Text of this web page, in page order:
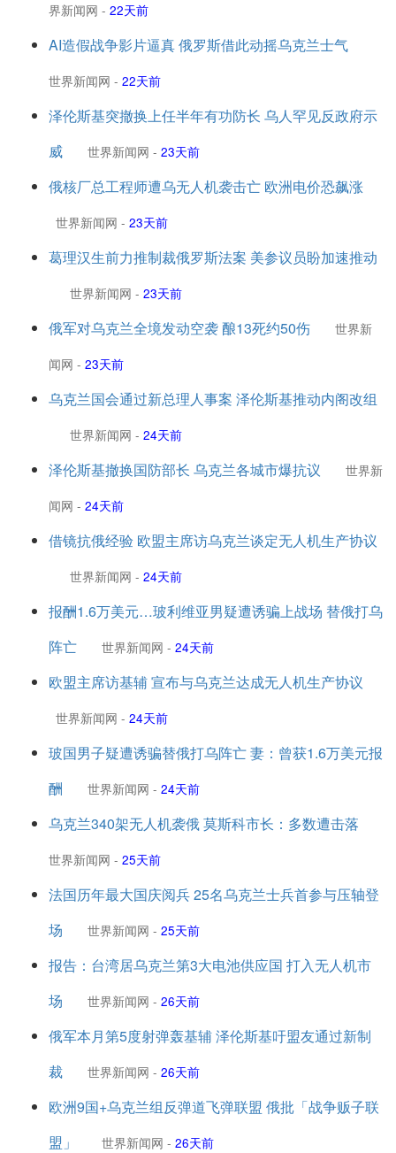
界新闻网 - 22天前
AI造假战争影片逼真 俄罗斯借此动摇乌克兰士气
世界新闻网 - 22天前
泽伦斯基突撤换上任半年有功防长 乌人罕见反政府示
威
世界新闻网 - 23天前
俄核厂总工程师遭乌无人机袭击亡 欧洲电价恐飙涨
世界新闻网 - 23天前
葛理汉生前力推制裁俄罗斯法案 美参议员盼加速推动
世界新闻网 - 23天前
俄军对乌克兰全境发动空袭 酿13死约50伤
世界新
闻网 - 23天前
乌克兰国会通过新总理人事案 泽伦斯基推动内阁改组
世界新闻网 - 24天前
泽伦斯基撤换国防部长 乌克兰各城市爆抗议
世界新
闻网 - 24天前
借镜抗俄经验 欧盟主席访乌克兰谈定无人机生产协议
世界新闻网 - 24天前
报酬1.6万美元…玻利维亚男疑遭诱骗上战场 替俄打乌
阵亡
世界新闻网 - 24天前
欧盟主席访基辅 宣布与乌克兰达成无人机生产协议
世界新闻网 - 24天前
玻国男子疑遭诱骗替俄打乌阵亡 妻：曾获1.6万美元报
酬
世界新闻网 - 24天前
乌克兰340架无人机袭俄 莫斯科市长：多数遭击落
世界新闻网 - 25天前
法国历年最大国庆阅兵 25名乌克兰士兵首参与压轴登
场
世界新闻网 - 25天前
报告：台湾居乌克兰第3大电池供应国 打入无人机市
场
世界新闻网 - 26天前
俄军本月第5度射弹轰基辅 泽伦斯基吁盟友通过新制
裁
世界新闻网 - 26天前
欧洲9国+乌克兰组反弹道飞弹联盟 俄批「战争贩子联
盟」
世界新闻网 - 26天前